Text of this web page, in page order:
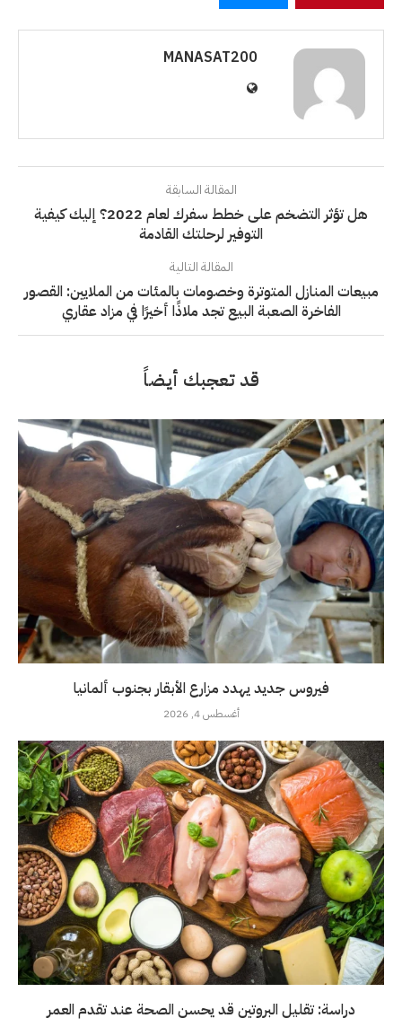
MANASAT200
المقالة السابقة
هل تؤثر التضخم على خطط سفرك لعام 2022؟ إليك كيفية
التوفير لرحلتك القادمة
المقالة التالية
مبيعات المنازل المتوترة وخصومات بالمئات من الملايين: القصور
الفاخرة الصعبة البيع تجد ملاذًا أخيرًا في مزاد عقاري
قد تعجبك أيضاً
فيروس جديد يهدد مزارع الأبقار بجنوب ألمانيا
أغسطس 4, 2026
دراسة: تقليل البروتين قد يحسن الصحة عند تقدم العمر